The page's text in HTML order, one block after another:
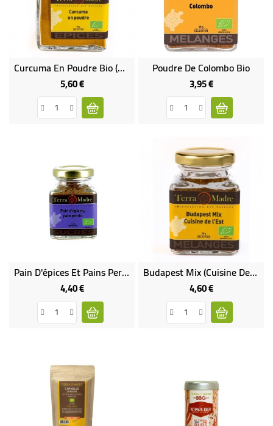
Curcuma En Poudre Bio (gros Pot)
5,60 €Prix
Poudre De Colombo Bio
3,95 €Prix
Pain D'épices Et Pains Perdus - Mélange D'épices Bio Pour Biscuits, Pâtisseries, Tartes, Gâteaux De Noël'
4,40 €Prix
Budapest Mix (cuisine De L'Est) - Mélange D'épices Bio Pour Ragoûts Et Goulashs, Spaghettis À La Sauce Tomate.
4,60 €Prix